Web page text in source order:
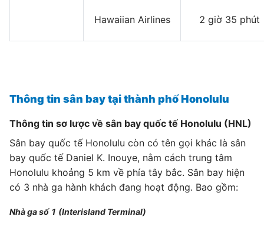
Hawaiian Airlines 2 giờ 35 phút
Thông tin sân bay tại thành phố Honolulu
Thông tin sơ lược về sân bay quốc tế Honolulu (HNL)
Sân bay quốc tế Honolulu còn có tên gọi khác là sân
bay quốc tế Daniel K. Inouye, nằm cách trung tâm
Honolulu khoảng 5 km về phía tây bắc. Sân bay hiện
có 3 nhà ga hành khách đang hoạt động. Bao gồm:
Nhà ga số 1 (Interisland Terminal)